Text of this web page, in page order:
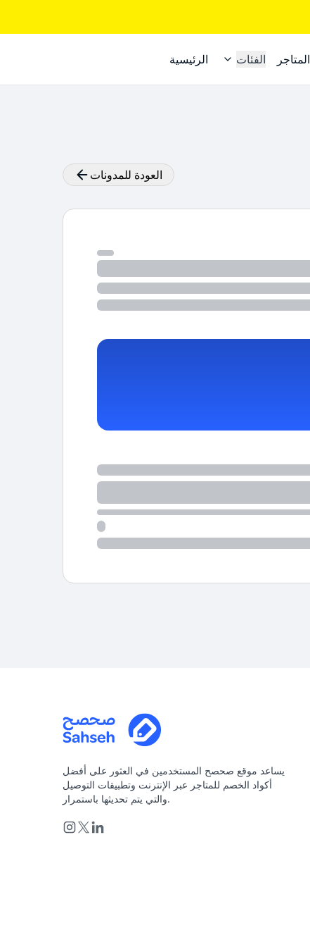
الرئيسية الفئات المتاجر
العودة للمدونات
يساعد موقع صحصح المستخدمين في العثور على أفضل
أكواد الخصم للمتاجر عبر الإنترنت وتطبيقات التوصيل
والتي يتم تحديثها باستمرار.